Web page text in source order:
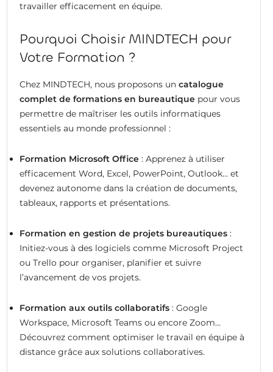
travailler efficacement en équipe.
Pourquoi Choisir MINDTECH pour
Votre Formation ?
Chez MINDTECH, nous proposons un catalogue
complet de formations en bureautiquepour vous
permettre de maîtriser les outils informatiques
essentiels au monde professionnel :
Formation Microsoft Office: Apprenez à utiliser
efficacement Word, Excel, PowerPoint, Outlook… et
devenez autonome dans la création de documents,
tableaux, rapports et présentations.
Formation en gestion de projets bureautiques:
Initiez-vous à des logiciels comme Microsoft Project
ou Trello pour organiser, planifier et suivre
l’avancement de vos projets.
Formation aux outils collaboratifs: Google
Workspace, Microsoft Teams ou encore Zoom…
Découvrez comment optimiser le travail en équipe à
distance grâce aux solutions collaboratives.